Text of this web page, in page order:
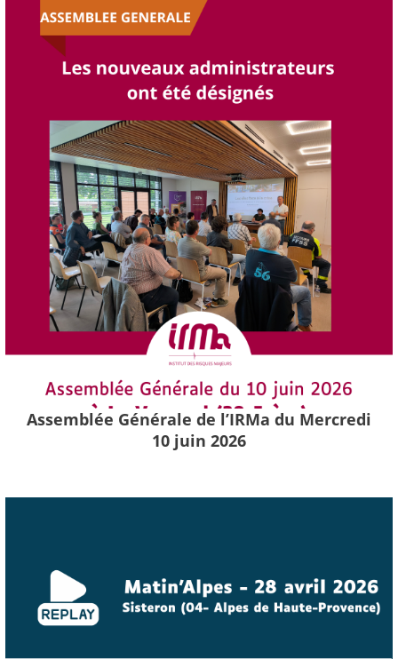
Assemblée Générale de l’IRMa du Mercredi
10 juin 2026